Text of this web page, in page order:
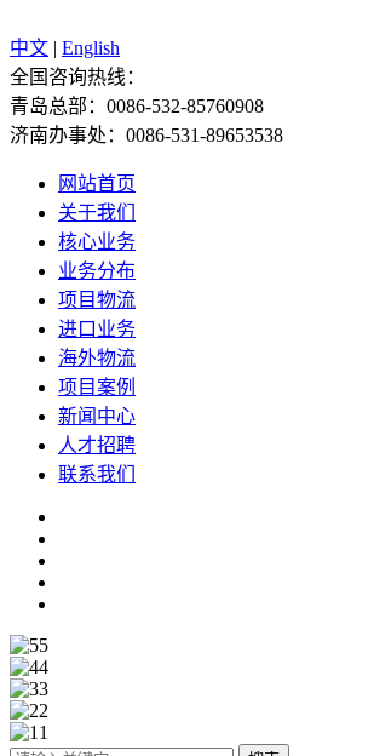
中文 | English
全国咨询热线：
青岛总部：0086-532-85760908
济南办事处：0086-531-89653538
网站首页
关于我们
核心业务
业务分布
项目物流
进口业务
海外物流
项目案例
新闻中心
人才招聘
联系我们